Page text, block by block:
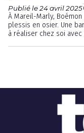
Publié le 24 avril 2025
À Mareil-Marly,
plessis en osier. Une
à réaliser chez soi avec